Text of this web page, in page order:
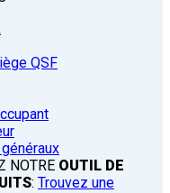
QSF
NOTRE OUTIL DE
: Trouvez une